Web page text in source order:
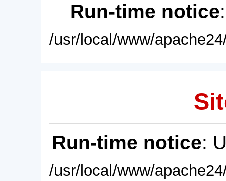
Run-time notice
/usr/local/www/
Run-time notice:
/usr/local/www/